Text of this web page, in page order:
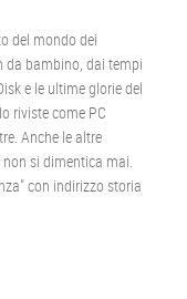
del mondo dei
da bambino, dai tempi
e le ultime glorie del
riviste come PC
Anche le altre
si dimentica mai.
con indirizzo storia